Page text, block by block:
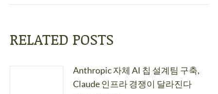
RELATED POSTS
Anthropic 자체 AI 칩 설계팀 구축,
Claude 인프라 경쟁이 달라진다